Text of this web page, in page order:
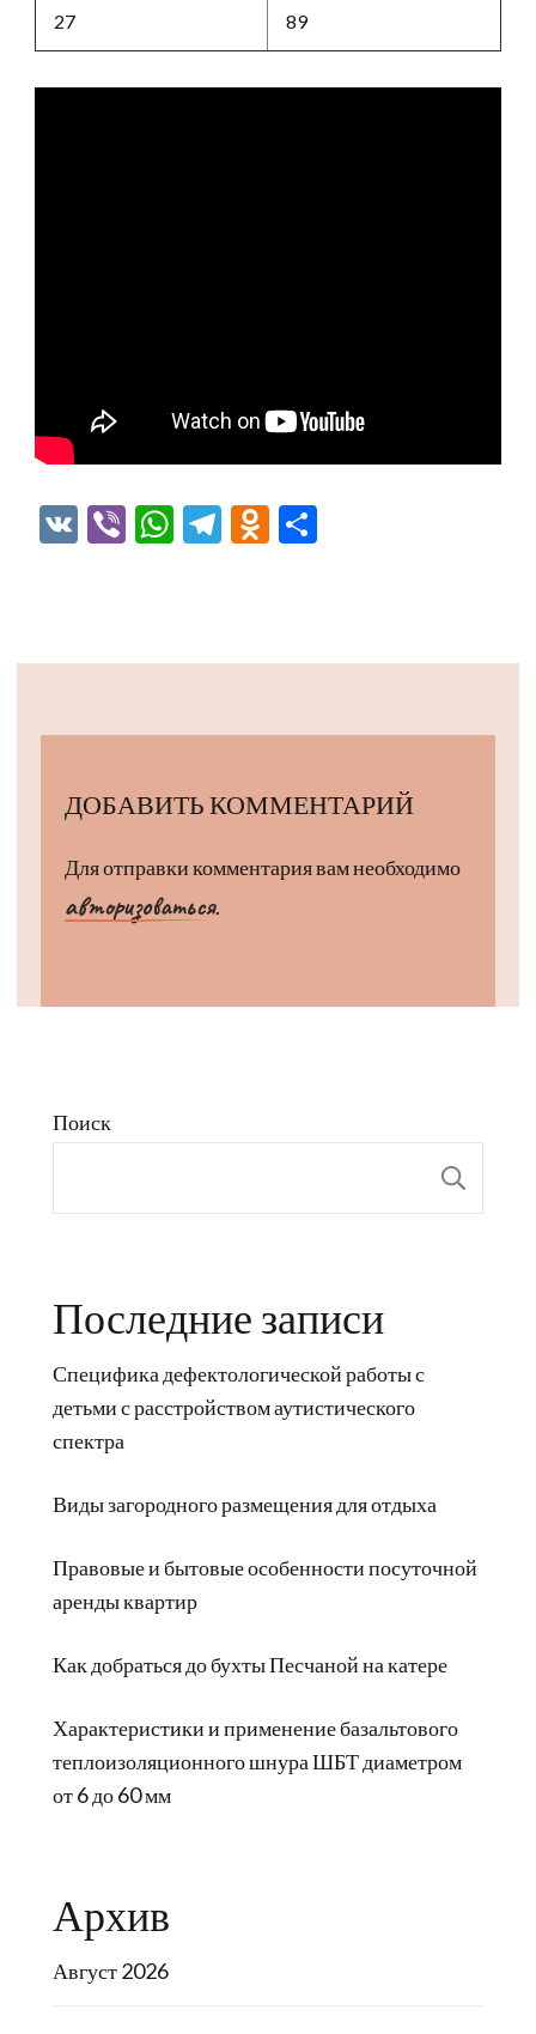
27 89
VK ViberWhatsApp
Telegram
Odnoklassniki
ДОБАВИТЬ КОММЕНТАРИЙ
Для отправки комментария вам необходимо
авторизоваться.
Поиск
Последние записи
Специфика дефектологической работы с
детьми с расстройством аутистического
спектра
Виды загородного размещения для отдыха
Правовые и бытовые особенности посуточной
аренды квартир
Как добраться до бухты Песчаной на катере
Характеристики и применение базальтового
теплоизоляционного шнура ШБТ диаметром
от 6 до 60 мм
Архив
Август 2026